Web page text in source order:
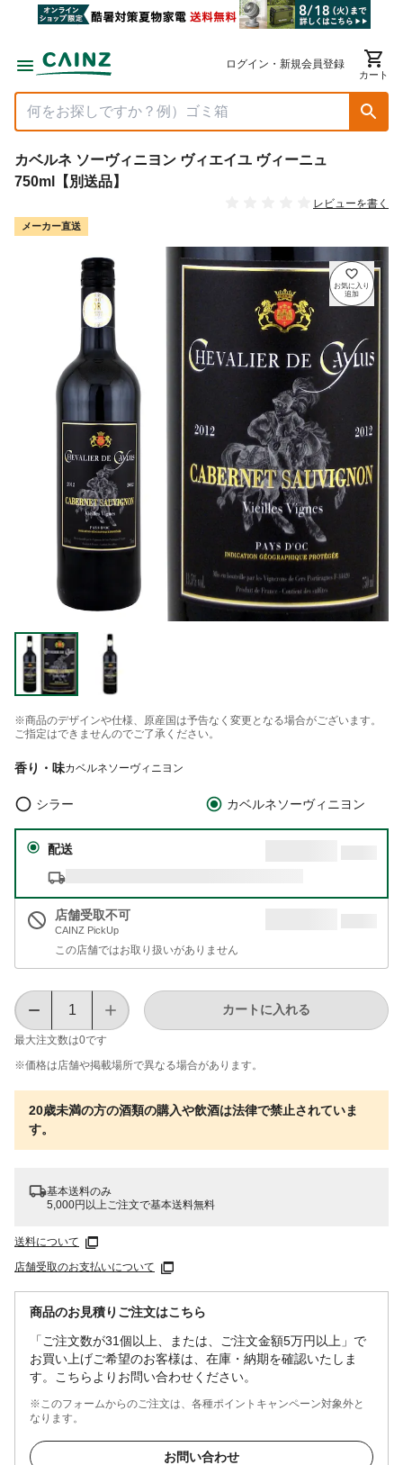
ログイン・新規会員登録
カート
カベルネ ソーヴィニヨン ヴィエイユ ヴィーニュ
750ml【別送品】
レビューを書く
メーカー直送
※商品のデザインや仕様、原産国は予告なく変更となる場合がございます。
ご指定はできませんのでご了承ください。
香り・味カベルネソーヴィニヨン
シラー カベルネソーヴィニヨン
配送
店舗受取不可
CAINZ PickUp
この店舗ではお取り扱いがありません
最大注文数は0です
カートに入れる
※価格は​店舗や​掲載場所で​異なる​場合が​あります。
20歳未満の方の酒類の購入や飲酒は法律で禁止されていま
す。
基本送料のみ
5,000円以上ご注文で基本送料無料
送料について
店舗受取のお支払いについて
商品のお見積りご注文はこちら
「ご注文数が31個以上、または、ご注文金額5万円以上」で
お買い上げご希望のお客様は、在庫・納期を確認いたしま
す。こちらよりお問い合わせください。
※このフォームからのご注文は、各種ポイントキャンペーン対象外と
なります。
お問い合わせ